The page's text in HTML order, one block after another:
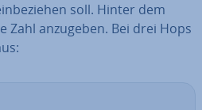
soll. Hinter dem
Zahl anzugeben. Bei drei Hops